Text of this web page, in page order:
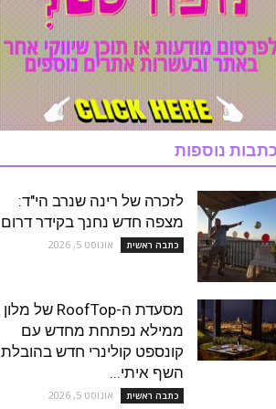
נוספות
לזכרה של רינה שנרב הי"ד:
מצפה חדש נחנך בקידר דרום
כתבה ראשית אוגוסט 5, 2026
מסעדת ה-RoofTop של מלון
ממילא נפתחת מחדש עם
קונספט קולינרי חדש בהובלת
השף איתי...
כתבה ראשית אוגוסט 5, 2026